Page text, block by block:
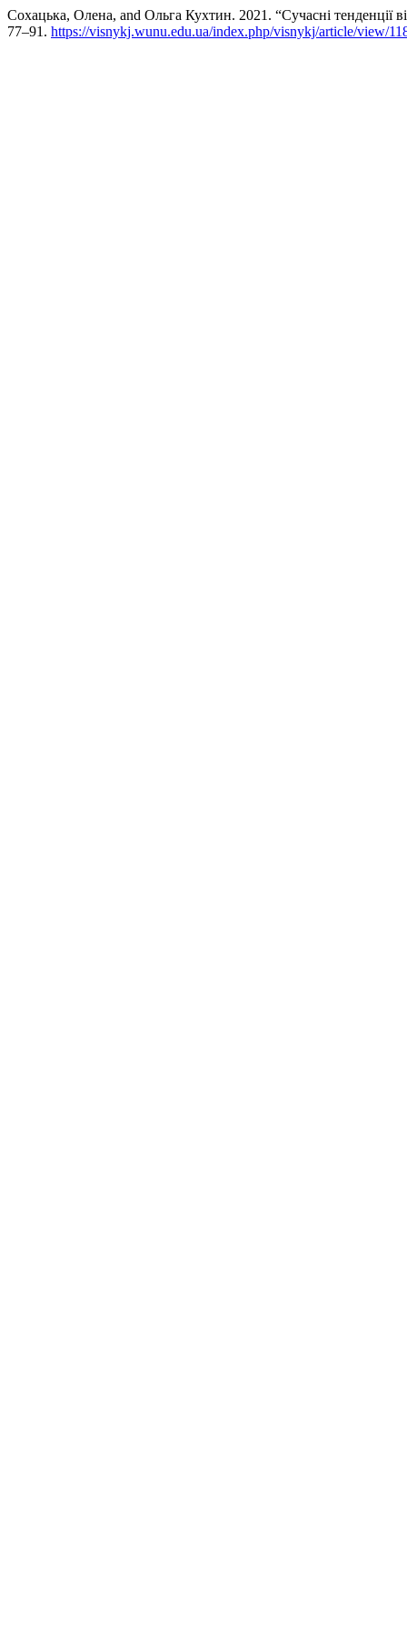
Сохацька, Олена, and Ольга Кухтин. 2021. “Сучасні тенденції
77–91. https://visnykj.wunu.edu.ua/index.php/visnykj/article/view/